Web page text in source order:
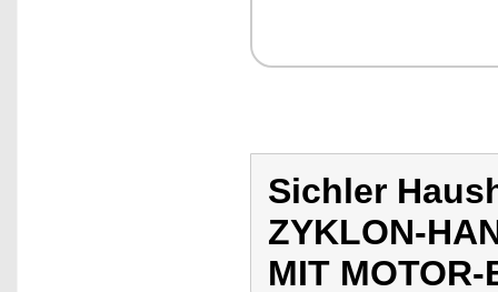
Sichler
ZYKLON-
MIT MOTOR-